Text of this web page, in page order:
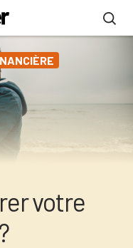
votre